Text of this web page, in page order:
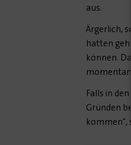
aus.
Ärgerlich,
hatten
können.
Falls in
Gründen
kommen",